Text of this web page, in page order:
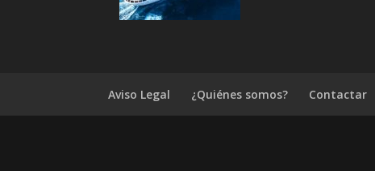
Aviso Legal ¿Quiénes somos? Contactar